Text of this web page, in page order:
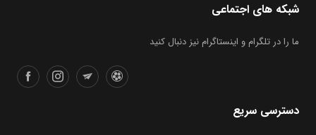
شبکه های اجتماعی
ما را در تلگرام و اینستاگرام نیز دنبال کنید
دسترسی سریع